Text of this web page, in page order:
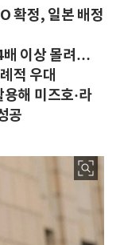
확정, 일본 배정
배 이상 몰려…
적 우대
해 미즈호·라
공